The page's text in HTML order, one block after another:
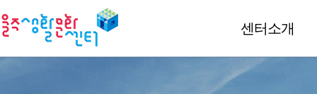
센터소개